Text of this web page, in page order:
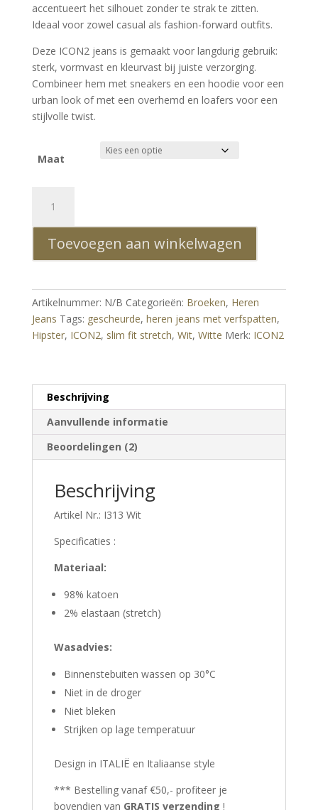
accentueert het silhouet zonder te strak te zitten.
Ideaal voor zowel casual als fashion-forward outfits.
Deze ICON2 jeans is gemaakt voor langdurig gebruik:
sterk, vormvast en kleurvast bij juiste verzorging.
Combineer hem met sneakers en een hoodie voor een
urban look of met een overhemd en loafers voor een
stijlvolle twist.
Maat
Witte
Hipster
Gescheurde
Slim
Stretch
Heren
Jeans
met
aantal
Toevoegen aan winkelwagen
Artikelnummer: N/B Categorieën: Broeken, Heren
Jeans Tags: gescheurde, heren jeans met verfspatten,
Hipster, ICON2, slim fit stretch, Wit, Witte Merk: ICON2
Beschrijving
Aanvullende informatie
Beoordelingen (2)
Beschrijving
Artikel Nr.: I313 Wit
Specificaties :
Materiaal:
98% katoen
2% elastaan (stretch)
Wasadvies:
Binnenstebuiten wassen op 30°C
Niet in de droger
Niet bleken
Strijken op lage temperatuur
Design in ITALIË en Italiaanse style
*** Bestelling vanaf €50,- profiteer je
bovendien van GRATIS verzending !